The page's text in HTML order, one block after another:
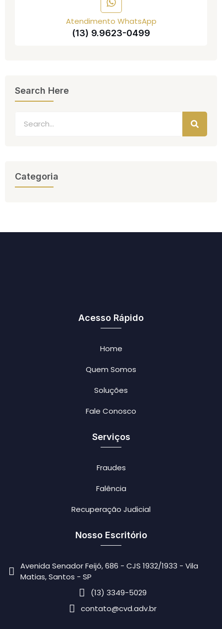
Atendimento WhatsApp
(13) 9.9623-0499
Search Here
Categoria
Acesso Rápido
Home
Quem Somos
Soluções
Fale Conosco
Serviços
Fraudes
Falência
Recuperação Judicial
Nosso Escritório
Avenida Senador Feijó, 686 - CJS 1932/1933 - Vila
Matias, Santos - SP
(13) 3349-5029
contato@cvd.adv.br